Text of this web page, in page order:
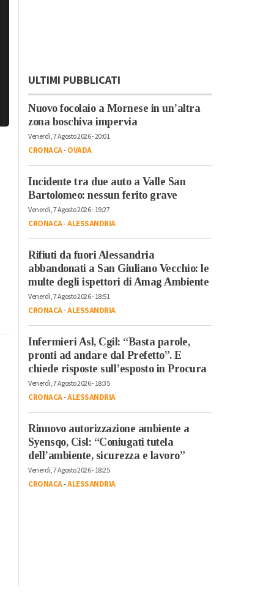
ULTIMI PUBBLICATI
Nuovo focolaio a Mornese in un’altra
zona boschiva impervia
Venerdì, 7 Agosto 2026 - 20:01
CRONACA-OVADA
Incidente tra due auto a Valle San
Bartolomeo: nessun ferito grave
Venerdì, 7 Agosto 2026 - 19:27
CRONACA-ALESSANDRIA
Rifiuti da fuori Alessandria
abbandonati a San Giuliano Vecchio: le
multe degli ispettori di Amag Ambiente
Venerdì, 7 Agosto 2026 - 18:51
CRONACA-ALESSANDRIA
Infermieri Asl, Cgil: “Basta parole,
pronti ad andare dal Prefetto”. E
chiede risposte sull’esposto in Procura
Venerdì, 7 Agosto 2026 - 18:35
CRONACA-ALESSANDRIA
Rinnovo autorizzazione ambiente a
Syensqo, Cisl: “Coniugati tutela
dell’ambiente, sicurezza e lavoro”
Venerdì, 7 Agosto 2026 - 18:25
CRONACA-ALESSANDRIA